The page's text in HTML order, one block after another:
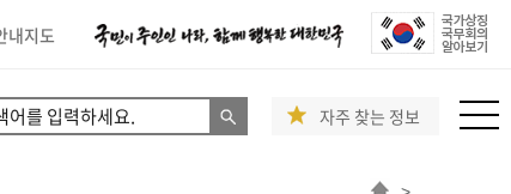
내지도
자주 찾는 정보